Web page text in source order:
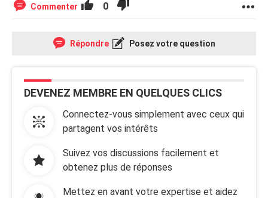
Commenter 0
Répondre Posez votre question
DEVENEZ MEMBRE EN QUELQUES CLICS
Connectez-vous simplement avec ceux qui
partagent vos intérêts
Suivez vos discussions facilement et
obtenez plus de réponses
Mettez en avant votre expertise et aidez